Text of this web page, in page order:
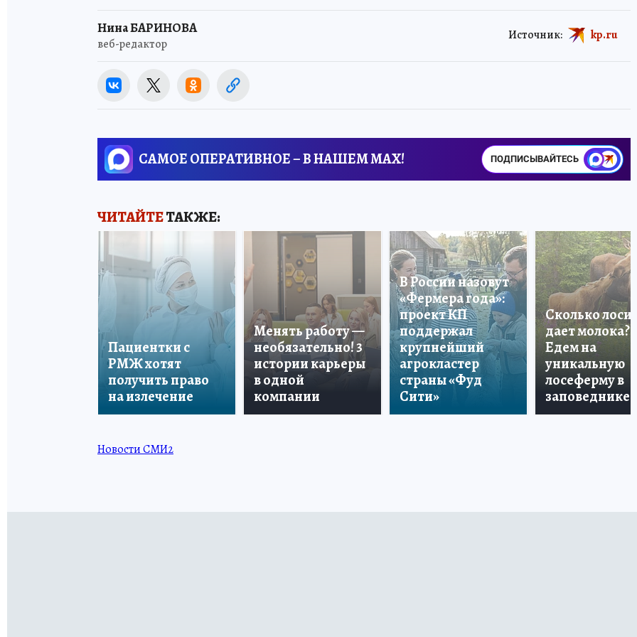
Нина БАРИНОВА
веб-редактор
Источник: kp.ru
САМОЕ ОПЕРАТИВНОЕ – В НАШЕМ MAX! ПОДПИСЫВАЙТЕСЬ
ЧИТАЙТЕТАКЖЕ:
Пациентки с
РМЖ хотят
получить право
на излечение
Менять работу —
необязательно! 3
истории карьеры
в одной
компании
В России назовут
«Фермера года»:
проект КП
поддержал
крупнейший
агрокластер
страны «Фуд
Сити»
Сколько
дает молока?
Едем на
уникальную
лосеферму в
заповеднике!
Новости СМИ2